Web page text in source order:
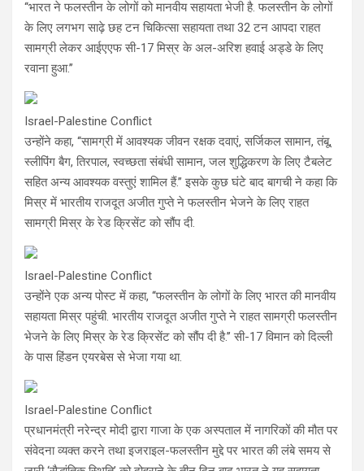
‘‘भारत ने फलस्तीन के लोगों को मानवीय सहायता भेजी है. फलस्तीन के लोगों
के लिए लगभग साढ़े छह टन चिकित्सा सहायता तथा 32 टन आपदा राहत
सामग्री लेकर आईएएफ सी-17 मिस्र के अल-अरिश हवाई अड्डे के लिए
रवाना हुआ.’’
Israel-Palestine Conflict
उन्होंने कहा, ‘‘सामग्री में आवश्यक जीवन रक्षक दवाएं, सर्जिकल सामान, तंबू,
स्लीपिंग बैग, तिरपाल, स्वच्छता संबंधी सामान, जल शुद्धिकरण के लिए टैबलेट
सहित अन्य आवश्यक वस्तुएं शामिल हैं.’’ इसके कुछ घंटे बाद बागची ने कहा कि
मिस्र में भारतीय राजदूत अजीत गुप्ते ने फलस्तीन भेजने के लिए राहत
सामग्री मिस्र के रेड क्रिसेंट को सौंप दी.
Israel-Palestine Conflict
उन्होंने एक अन्य पोस्ट में कहा, ‘‘फलस्तीन के लोगों के लिए भारत की मानवीय
सहायता मिस्र पहुंची. भारतीय राजदूत अजीत गुप्ते ने राहत सामग्री फलस्तीन
भेजने के लिए मिस्र के रेड क्रिसेंट को सौंप दी है.’’ सी-17 विमान को दिल्ली
के पास हिंडन एयरबेस से भेजा गया था.
Israel-Palestine Conflict
प्रधानमंत्री नरेन्द्र मोदी द्वारा गाजा के एक अस्पताल में नागरिकों की मौत पर
संवेदना व्यक्त करने तथा इजराइल-फलस्तीन मुद्दे पर भारत की लंबे समय से